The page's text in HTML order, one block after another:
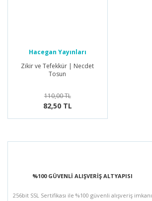
Hacegan Yayınları
Zikir ve Tefekkür | Necdet
Tosun
110,00 TL
82,50 TL
%100 GÜVENLİ ALIŞVERİŞ ALTYAPISI
256bit SSL Sertifikası ile %100 güvenli alışveriş imkanı